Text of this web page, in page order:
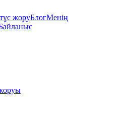
жоруБлогМенің